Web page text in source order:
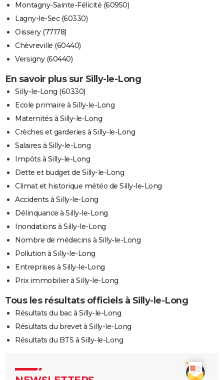
Montagny-Sainte-Félicité (60950)
Lagny-le-Sec (60330)
Oissery (77178)
Chèvreville (60440)
Versigny (60440)
En savoir plus sur Silly-le-Long
Silly-le-Long (60330)
Ecole primaire à Silly-le-Long
Maternités à Silly-le-Long
Crèches et garderies à Silly-le-Long
Salaires à Silly-le-Long
Impôts à Silly-le-Long
Dette et budget de Silly-le-Long
Climat et historique météo de Silly-le-Long
Accidents à Silly-le-Long
Délinquance à Silly-le-Long
Inondations à Silly-le-Long
Nombre de médecins à Silly-le-Long
Pollution à Silly-le-Long
Entreprises à Silly-le-Long
Prix immobilier à Silly-le-Long
Tous les résultats officiels à Silly-le-Long
Résultats du bac à Silly-le-Long
Résultats du brevet à Silly-le-Long
Résultats du BTS à Silly-le-Long